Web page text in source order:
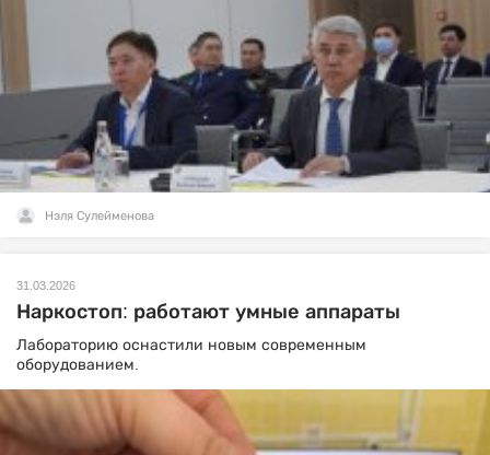
Нэля Сулейменова
31.03.2026
Наркостоп: работают умные аппараты
Лабораторию оснастили новым современным
оборудованием.